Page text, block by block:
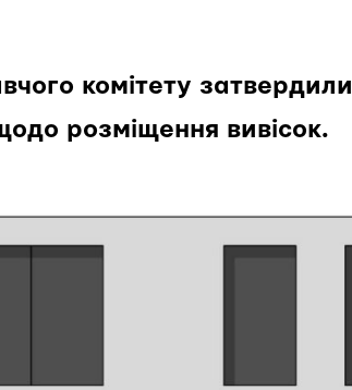
комітету затвердили
розміщення вивісок.